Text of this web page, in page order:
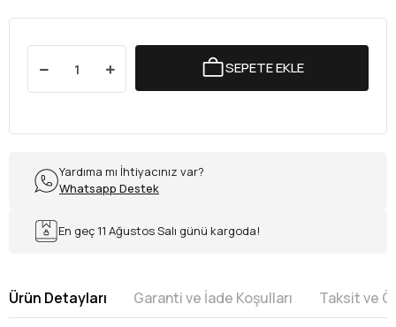
SEPETE EKLE
Yardıma mı İhtiyacınız var?
Whatsapp Destek
En geç 11 Ağustos Salı günü kargoda!
Ürün Detayları Garanti ve İade Koşulları Taksit ve